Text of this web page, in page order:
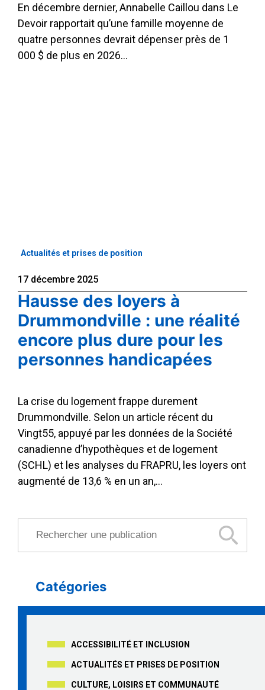
En décembre dernier, Annabelle Caillou dans Le
Devoir rapportait qu’une famille moyenne de
quatre personnes devrait dépenser près de 1
000 $ de plus en 2026…
Actualités et prises de position
17 décembre 2025
Hausse des loyers à
Drummondville : une réalité
encore plus dure pour les
personnes handicapées
La crise du logement frappe durement
Drummondville. Selon un article récent du
Vingt55, appuyé par les données de la Société
canadienne d’hypothèques et de logement
(SCHL) et les analyses du FRAPRU, les loyers ont
augmenté de 13,6 % en un an,…
Catégories
ACCESSIBILITÉ ET INCLUSION
ACTUALITÉS ET PRISES DE POSITION
CULTURE, LOISIRS ET COMMUNAUTÉ